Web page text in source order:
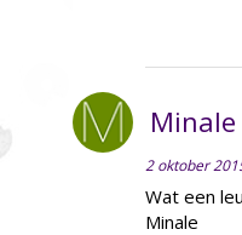
Minale
2 oktober
Wat een
Minale